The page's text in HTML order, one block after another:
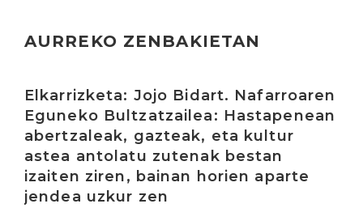
AURREKO ZENBAKIETAN
Elkarrizketa: Jojo Bidart. Nafarroaren
Eguneko Bultzatzailea: Hastapenean
abertzaleak, gazteak, eta kultur
astea antolatu zutenak bestan
izaiten ziren, bainan horien aparte
jendea uzkur zen